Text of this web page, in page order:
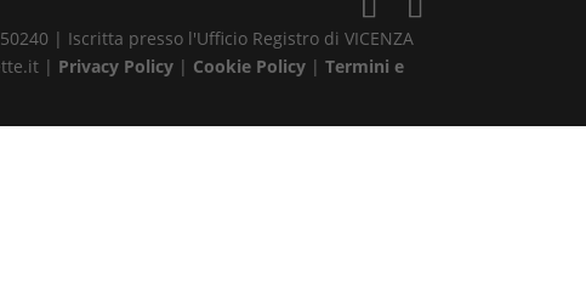
| Iscritta presso l'Ufficio Registro di VICENZA
| Privacy Policy | Cookie Policy |Termini e